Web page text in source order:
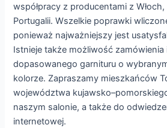
współpracy z producentami z
Portugalii. Wszelkie poprawki
ponieważ najważniejszy jest
Istnieje także możliwość zamówienia
dopasowanego garnituru o
kolorze. Zapraszamy mieszkańców
województwa
naszym salonie, a także do
internetowej.